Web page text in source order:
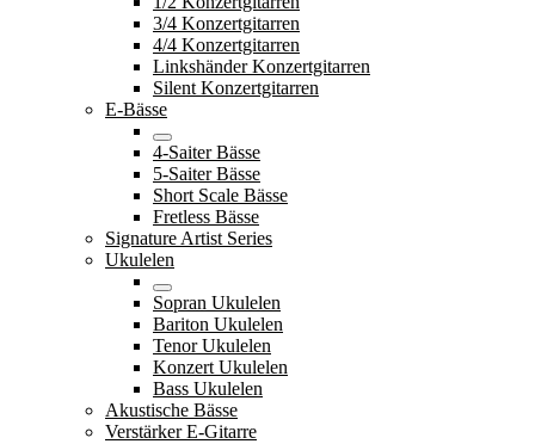
3/4 Konzertgitarren
4/4 Konzertgitarren
Linkshänder Konzertgitarren
Silent Konzertgitarren
E-Bässe
4-Saiter Bässe
5-Saiter Bässe
Short Scale Bässe
Fretless Bässe
Signature Artist Series
Ukulelen
Sopran Ukulelen
Bariton Ukulelen
Tenor Ukulelen
Konzert Ukulelen
Bass Ukulelen
Akustische Bässe
Verstärker E-Gitarre